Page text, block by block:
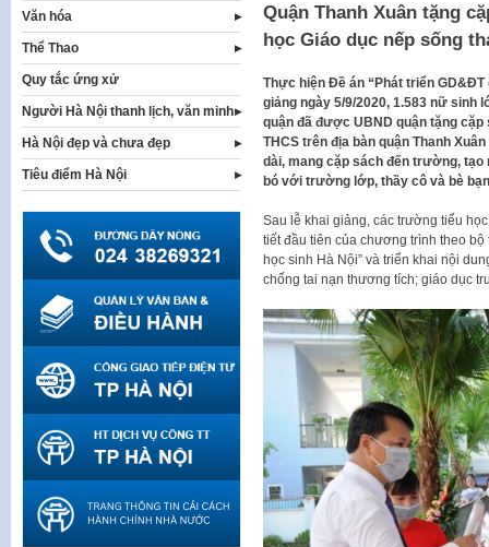
Quận Thanh Xuân tặng
học Giáo dục nếp sống
Thực hiện Đề án “Phát triển GD&ĐT
giảng ngày 5/9/2020, 1.583 nữ sinh
quận đã được UBND quận tặng
THCS trên địa bàn quận Thanh
dài, mang cặp sách đến trường, tạo
bó với trường lớp, thầy cô và bè
Sau lễ khai giảng, các trường tiểu
tiết đầu tiên của chương trình theo
học sinh Hà Nội” và triển khai nội
chống tai nạn thương tích; giáo dục
Văn hóa
Thể Thao
Quy tắc ứng xử
Người Hà Nội thanh lịch, văn minh
Hà Nội đẹp và chưa đẹp
Tiêu điểm Hà Nội